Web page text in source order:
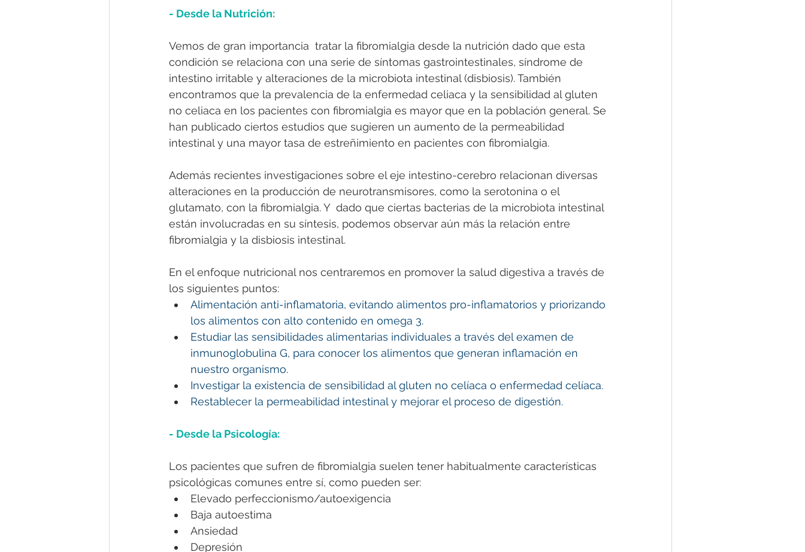
- Desde la Nutrición:
Vemos de gran importancia  tratar la fibromialgia desde la nutrición dado que esta
condición se relaciona con una serie de síntomas gastrointestinales, síndrome de
intestino irritable y alteraciones de la microbiota intestinal (disbiosis). También
encontramos que la prevalencia de la enfermedad celiaca y la sensibilidad al gluten
no celiaca en los pacientes con fibromialgia es mayor que en la población general. Se
han publicado ciertos estudios que sugieren un aumento de la permeabilidad
intestinal y una mayor tasa de estreñimiento en pacientes con fibromialgia.
Además recientes investigaciones sobre el eje intestino-cerebro relacionan diversas
alteraciones en la producción de neurotransmisores, como la serotonina o el
glutamato, con la fibromialgia. Y  dado que ciertas bacterias de la microbiota intestinal
están involucradas en su síntesis, podemos observar aún más la relación entre
fibromialgia y la disbiosis intestinal.
En el enfoque nutricional nos centraremos en promover la salud digestiva a través de
los siguientes puntos:
Alimentación anti-inflamatoria, evitando alimentos pro-inflamatorios y priorizando
los alimentos con alto contenido en omega 3.
Estudiar las sensibilidades alimentarias individuales a través del examen de
inmunoglobulina G, para conocer los alimentos que generan inflamación en
nuestro organismo.
Investigar la existencia de sensibilidad al gluten no celíaca o enfermedad celíaca.
Restablecer la permeabilidad intestinal y mejorar el proceso de digestión.
- Desde la Psicología:
Los pacientes que sufren de fibromialgia suelen tener habitualmente características
psicológicas comunes entre sí, como pueden ser:
Elevado perfeccionismo/autoexigencia
Baja autoestima
Ansiedad
Depresión